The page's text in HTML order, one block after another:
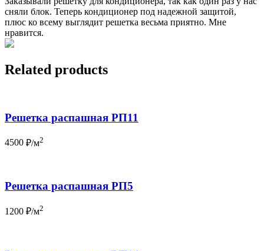
сняли блок. Теперь кондиционер под надежной защитой,
плюс ко всему выглядит решетка весьма приятно. Мне
нравится.
Related products
Решетка распашная РП11
4500 ₽/м2
Решетка распашная РП5
1200 ₽/м2